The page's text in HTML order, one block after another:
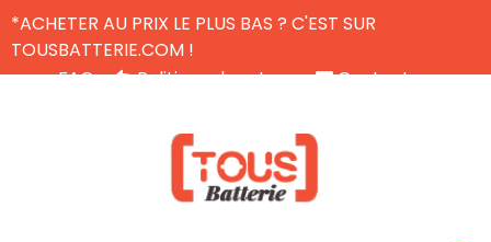
*ACHETER AU PRIX LE PLUS BAS ? C'EST SUR
TOUSBATTERIE.COM !
FAQ
Politique de retour
Contactez-nous